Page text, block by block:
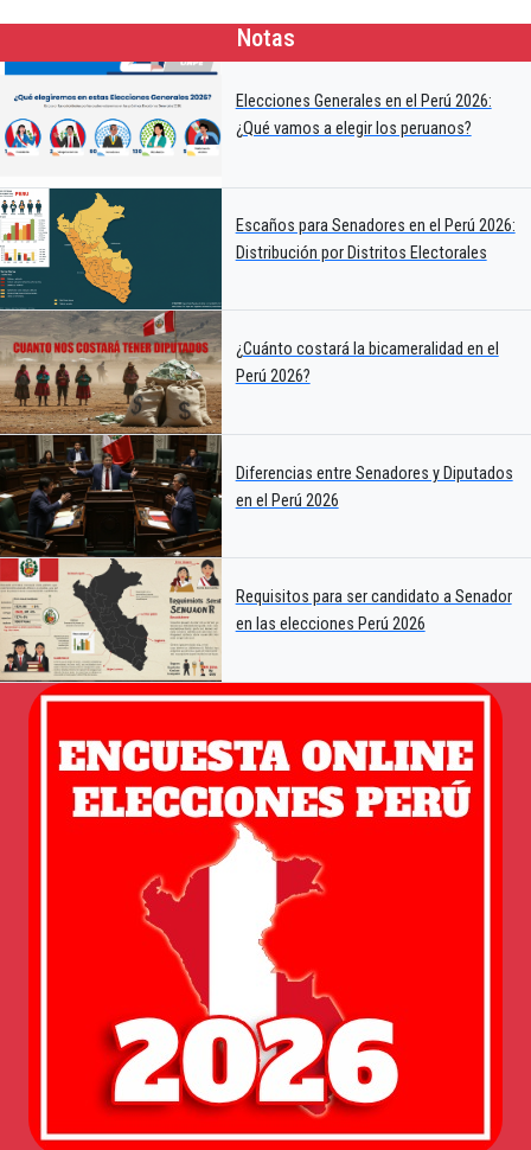
Notas
Elecciones Generales en el Perú 2026:
¿Qué vamos a elegir los peruanos?
Escaños para Senadores en el Perú 2026:
Distribución por Distritos Electorales
¿Cuánto costará la bicameralidad en el
Perú 2026?
Diferencias entre Senadores y Diputados
en el Perú 2026
Requisitos para ser candidato a Senador
en las elecciones Perú 2026